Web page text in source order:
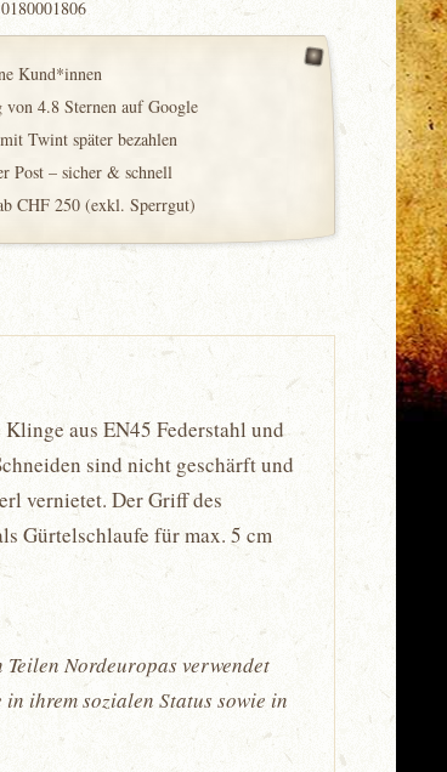
0180001806
Kund*innen
4.8 Sternen auf Google
Twint später bezahlen
Post – sicher & schnell
CHF 250 (exkl. Sperrgut)
aus EN45 Federstahl und
sind nicht geschärft und
vernietet. Der Griff des
Gürtelschlaufe für max. 5 cm
Nordeuropas verwendet
ihrem sozialen Status sowie in